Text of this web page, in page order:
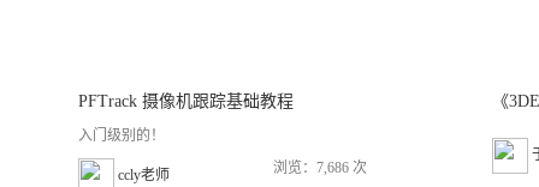
PFTrack 摄像机跟踪基础教程
入门级别的！
ccly老师 浏览：7,686 次